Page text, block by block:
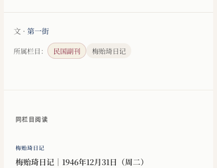
文 · 第一街
所属栏目： 民国副刊 梅贻琦日记
同栏目阅读
梅贻琦日记
梅贻琦日记｜1946年12月31日（周二）